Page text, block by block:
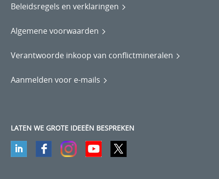
Beleidsregels en verklaringen
Algemene voorwaarden
Verantwoorde inkoop van conflictmineralen
Aanmelden voor e-mails
LATEN WE GROTE IDEEËN BESPREKEN